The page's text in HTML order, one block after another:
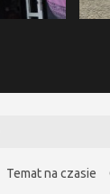
Temat na czasie